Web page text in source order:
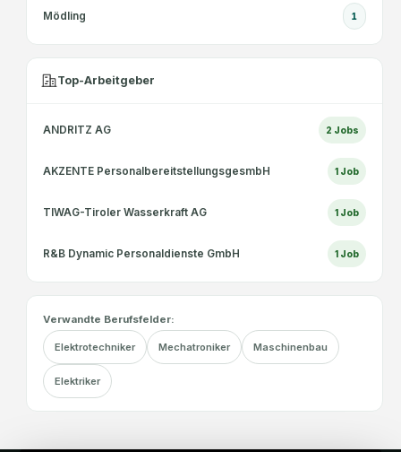
Mödling 1
Top-Arbeitgeber
ANDRITZ AG 2 Jobs
AKZENTE PersonalbereitstellungsgesmbH 1 Job
TIWAG-Tiroler Wasserkraft AG 1 Job
R&B Dynamic Personaldienste GmbH 1 Job
Verwandte Berufsfelder:
Elektrotechniker Mechatroniker Maschinenbau
Elektriker